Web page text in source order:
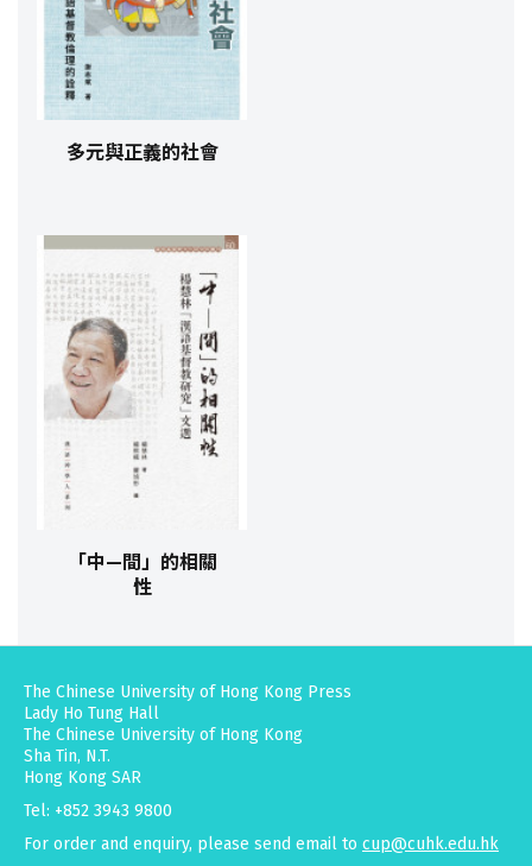
多元與正義的社會
「中—間」的相關
性
The Chinese University of Hong Kong Press
Lady Ho Tung Hall
The Chinese University of Hong Kong
Sha Tin, N.T.
Hong Kong SAR
Tel: +852 3943 9800
For order and enquiry, please send email to cup@cuhk.edu.hk